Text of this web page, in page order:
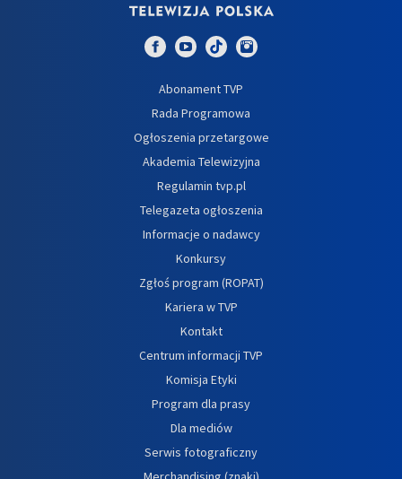
Abonament TVP
Rada Programowa
Ogłoszenia przetargowe
Akademia Telewizyjna
Regulamin tvp.pl
Telegazeta ogłoszenia
Informacje o nadawcy
Konkursy
Zgłoś program (ROPAT)
Kariera w TVP
Kontakt
Centrum informacji TVP
Komisja Etyki
Program dla prasy
Dla mediów
Serwis fotograficzny